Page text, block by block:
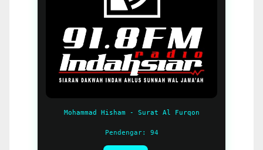
Mohammad Hisham - Surat Al Furqon
Pendengar: 94